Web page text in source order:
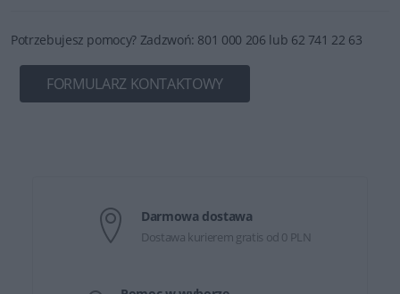
Potrzebujesz pomocy? Zadzwoń: 801 000 206 lub 62 741 22 63
FORMULARZ KONTAKTOWY
Darmowa dostawa
Dostawa kurierem gratis od 0 PLN